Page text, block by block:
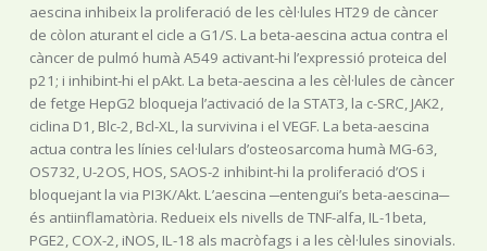
aescina inhibeix la proliferació de les cèl·lules HT29 de càncer
de còlon aturant el cicle a G1/S. La beta-aescina actua contra el
càncer de pulmó humà A549 activant-hi l’expressió proteica del
p21; i inhibint-hi el pAkt. La beta-aescina a les cèl·lules de càncer
de fetge HepG2 bloqueja l’activació de la STAT3, la c-SRC, JAK2,
ciclina D1, Blc-2, Bcl-XL, la survivina i el VEGF. La beta-aescina
actua contra les línies cel·lulars d’osteosarcoma humà MG-63,
OS732, U-2OS, HOS, SAOS-2 inhibint-hi la proliferació d’OS i
bloquejant la via PI3K/Akt. L’aescina ─entengui’s beta-aescina─
és antiinflamatòria. Redueix els nivells de TNF-alfa, IL-1beta,
PGE2, COX-2, iNOS, IL-18 als macròfags i a les cèl·lules sinovials.